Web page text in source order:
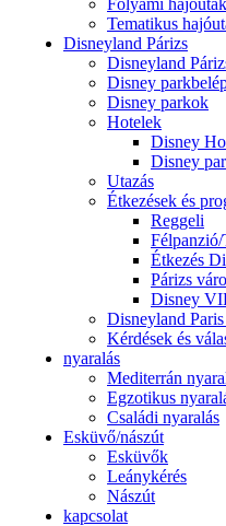
Folyami hajóutak
Tematikus
Disneyland Párizs
Disneyland
Disney
Disney parkok
Hotelek
Disney
Disney
Utazás
Étkezések és
Reggeli
Félpanzió/
Étkezés
Párizs
Disney
Disneyland
Kérdések és
nyaralás
Mediterrán
Egzotikus
Családi nyaralás
Esküvő/nászút
Esküvők
Leánykérés
Nászút
kapcsolat